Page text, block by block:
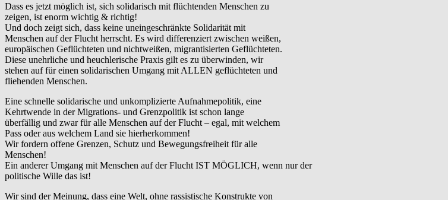
Dass es jetzt möglich ist, sich solidarisch mit flüchtenden Menschen zu
zeigen, ist enorm wichtig & richtig!
Und doch zeigt sich, dass keine uneingeschränkte Solidarität mit
Menschen auf der Flucht herrscht. Es wird differenziert zwischen weißen,
europäischen Geflüchteten und nichtweißen, migrantisierten Geflüchteten.
Diese unehrliche und heuchlerische Praxis gilt es zu überwinden, wir
stehen auf für einen solidarischen Umgang mit ALLEN geflüchteten und
fliehenden Menschen.
Eine schnelle solidarische und unkomplizierte Aufnahmepolitik, eine
Kehrtwende in der Migrations- und Grenzpolitik ist schon lange
überfällig und zwar für alle Menschen auf der Flucht – egal, mit welchem
Pass oder aus welchem Land sie hierherkommen!
Wir fordern offene Grenzen, Schutz und Bewegungsfreiheit für alle
Menschen!
Ein anderer Umgang mit Menschen auf der Flucht IST MÖGLICH, wenn nur der
politische Wille das ist!
Wir sind der Meinung, dass eine Welt, ohne rassistische Konstrukte von